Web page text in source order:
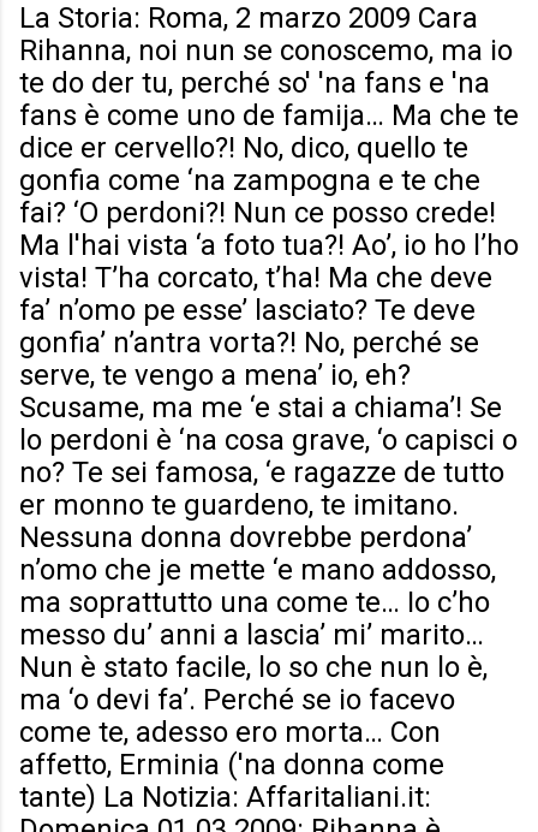
La Storia: Roma, 2 marzo 2009 Cara
Rihanna, noi nun se conoscemo, ma io
te do der tu, perché so' 'na fans e 'na
fans è come uno de famija… Ma che te
dice er cervello?! No, dico, quello te
gonfia come ‘na zampogna e te che
fai? ‘O perdoni?! Nun ce posso crede!
Ma l'hai vista ‘a foto tua?! Ao’, io ho l’ho
vista! T’ha corcato, t’ha! Ma che deve
fa’ n’omo pe esse’ lasciato? Te deve
gonfia’ n’antra vorta?! No, perché se
serve, te vengo a mena’ io, eh?
Scusame, ma me ‘e stai a chiama’! Se
lo perdoni è ‘na cosa grave, ‘o capisci o
no? Te sei famosa, ‘e ragazze de tutto
er monno te guardeno, te imitano.
Nessuna donna dovrebbe perdona’
n’omo che je mette ‘e mano addosso,
ma soprattutto una come te… Io c’ho
messo du’ anni a lascia’ mi’ marito…
Nun è stato facile, lo so che nun lo è,
ma ‘o devi fa’. Perché se io facevo
come te, adesso ero morta… Con
affetto, Erminia ('na donna come
tante) La Notizia: Affaritaliani.it: